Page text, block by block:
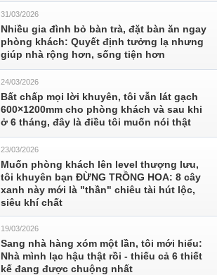
31/03/2026
Nhiều gia đình bỏ bàn trà, đặt bàn ăn ngay
phòng khách: Quyết định tưởng lạ nhưng
giúp nhà rộng hơn, sống tiện hơn
24/03/2026
Bất chấp mọi lời khuyên, tôi vẫn lát gạch
600×1200mm cho phòng khách và sau khi
ở 6 tháng, đây là điều tôi muốn nói thật
23/03/2026
Muốn phòng khách lên level thượng lưu,
tôi khuyên bạn ĐỪNG TRỒNG HOA: 8 cây
xanh này mới là "thần" chiêu tài hút lộc,
siêu khí chất
19/03/2026
Sang nhà hàng xóm một lần, tôi mới hiểu:
Nhà mình lạc hậu thật rồi - thiếu cả 6 thiết
kế đang được chuộng nhất